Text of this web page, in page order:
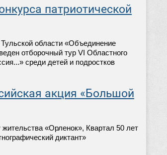
патриотической
области «Объединение
отборочный тур VI Областного
среди детей и подростков
акция «Большой
«Орленок», Квартал 50 лет
диктант»